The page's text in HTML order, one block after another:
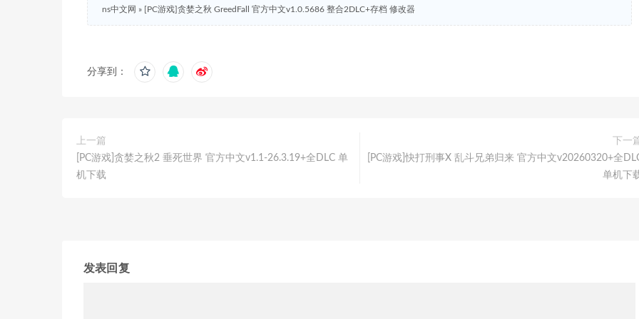
ns中文网 » [PC游戏]贪婪之秋 GreedFall 官方中文v1.0.5686 整合2DLC+存档 修改器
分享到：
上一篇
[PC游戏]贪婪之秋2 垂死世界 官方中文v1.1-26.3.19+全DLC 单
机下载
下一
[PC游戏]快打刑事X 乱斗兄弟归来 官方中文v20260320+全
单机下
发表回复